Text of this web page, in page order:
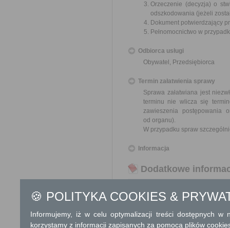
Orzeczenie (decyzja) o
odszkodowania (jeżeli
Dokument potwierdzający
Pełnomocnictwo w
Odbiorca usługi
Obywatel, Przedsiębiorca
Termin załatwienia sprawy
Sprawa załatwiana jest
terminu nie wlicza się
zawieszenia postępowania
od organu).
W przypadku spraw
Informacja
Dodatkowe
Wniosek o odszkodowanie
🍪 POLITYKA COOKIES &
Informujemy, iż w celu optymalizacji treści dostępnych w
korzystamy z informacji zapisanych za pomocą plików